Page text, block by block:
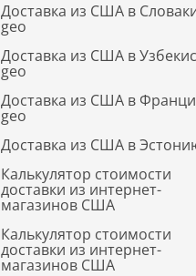
Доставка из США в
geo
Доставка из США в
geo
Доставка из США в
geo
Доставка из США в
Калькулятор стоимости
доставки из интернет-
магазинов США
Калькулятор стоимости
доставки из интернет-
магазинов США